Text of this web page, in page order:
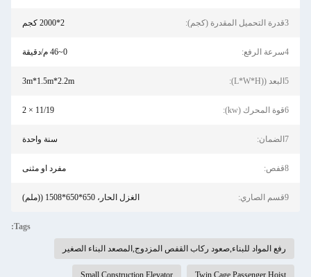
3قدرة التحميل المقدرة (كجم): 2*2000 كجم
4سرعة الرفع: 0~46 م/دقيقة
5البعد ((L*W*H): 3m*1.5m*2.2m
6قوة المحرك (kw): 11/19 × 2
7الضمان: سنة واحدة
8قفص: مفرد او مثنى
9قسم الصاري: الغزل الحار، 650*650*1508 ((ملم)
Tags:
رفع المواد للبناء,صعود ركاب القفص المزدوج,المصعد البناء الصغير
Twin Cage Passenger Hoist
Small Construction Elevator